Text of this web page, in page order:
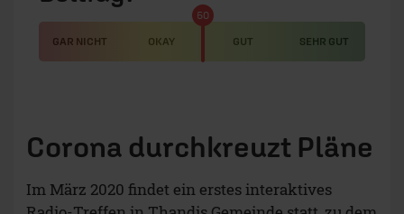
GAR NICHT OKAY GUT SEHR GUT
50
Corona durchkreuzt Pläne
Im März 2020 findet ein erstes interaktives